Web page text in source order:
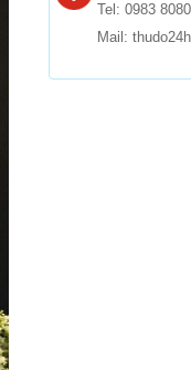
Tel: 0983
Mail: